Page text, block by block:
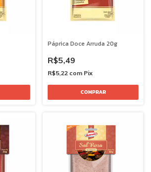
Páprica Doce Arruda 20g
R$5,49
R$5,22 com Pix